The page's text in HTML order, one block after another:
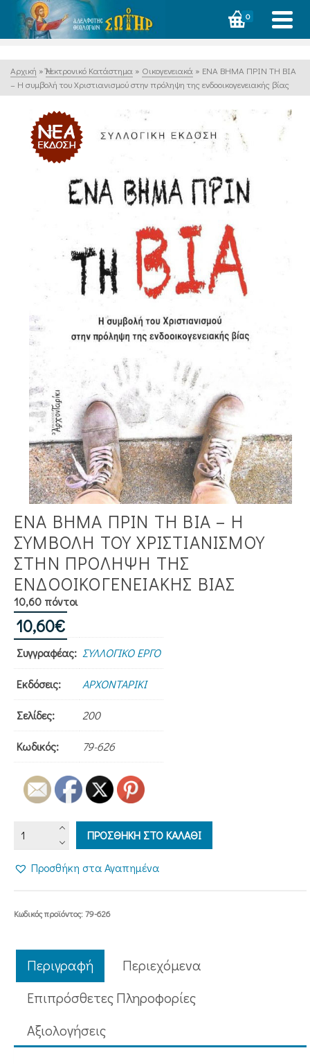
0
Αρχική » Ἠλεκτρονικό Κατάστημα » Οικογενειακά » ΕΝΑ ΒΗΜΑ ΠΡΙΝ ΤΗ ΒΙΑ
– Η συμβολή του Χριστιανισμού στην πρόληψη της ενδοοικογενειακής βίας
ΕΝΑ ΒΗΜΑ ΠΡΙΝ ΤΗ ΒΙΑ – Η
ΣΥΜΒΟΛΉ ΤΟΥ ΧΡΙΣΤΙΑΝΙΣΜΟΎ
ΣΤΗΝ ΠΡΌΛΗΨΗ ΤΗΣ
ΕΝΔΟΟΙΚΟΓΕΝΕΙΑΚΉΣ ΒΊΑΣ
10,60 πόντοι
10,60€
Συγγραφέας: ΣΥΛΛΟΓΙΚΟ ΕΡΓΟ
Εκδόσεις: ΑΡΧΟΝΤΑΡΙΚΙ
Σελίδες: 200
Κωδικός: 79-626
ΕΝΑ
ΠΡΙΝ
-
στην
ενδοοικογενειακής
ΠΡΟΣΘΗΚΗ ΣΤΟ ΚΑΛΑΘΙ
Προσθήκη στα Αγαπημένα
Κωδικός προϊόντος:79-626
Περιγραφή
Περιεχόμενα
Επιπρόσθετες Πληροφορίες
Aξιολογήσεις